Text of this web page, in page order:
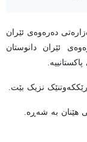
دەرەوەی ئێران
ئێران دانوستان
نزیک بێت.
هێنان بە شەڕە.